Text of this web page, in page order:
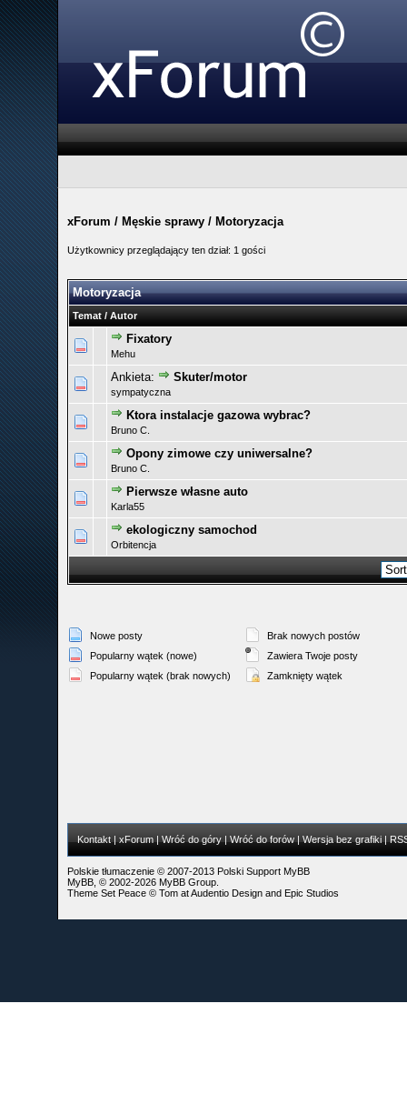
xForum / Męskie sprawy / Motoryzacja
Użytkownicy przeglądający ten dział: 1 gości
Motoryzacja
Temat/ Autor
Fixatory
Mehu
0 głosów - średnia ocena: 0 na 5 gwiazdek
123
Ankieta: Skuter/motor
sympatyczna
0 głosów - średnia ocena: 0 na 5 gwiazdek
345
Ktora instalacje gazowa wybrac?
Bruno C.
0 głosów - średnia ocena: 0 na 5 gwiazdek
1 2345
Opony zimowe czy uniwersalne?
Bruno C.
0 głosów - średnia ocena: 0 na 5 gwiazdek
12 3 4 5
Pierwsze własne auto
Karla55
0 głosów - średnia ocena: 0 na 5 gwiazdek
1234 5
ekologiczny samochod
Orbitencja
0 głosów - średnia ocena: 0 na 5 gwiazdek
1234 5
Nowe posty
Popularny wątek (nowe)
Popularny wątek (brak nowych)
Brak nowych postów
Zawiera Twoje posty
Zamknięty wątek
Kontakt| xForum| Wróć do góry| Wróć do forów| Wersja bez grafiki|
Polskie tłumaczenie © 2007-2013 Polski Support MyBB
MyBB, © 2002-2026 MyBB Group.
Theme Set Peace © TomatAudentio Designand Epic Studios